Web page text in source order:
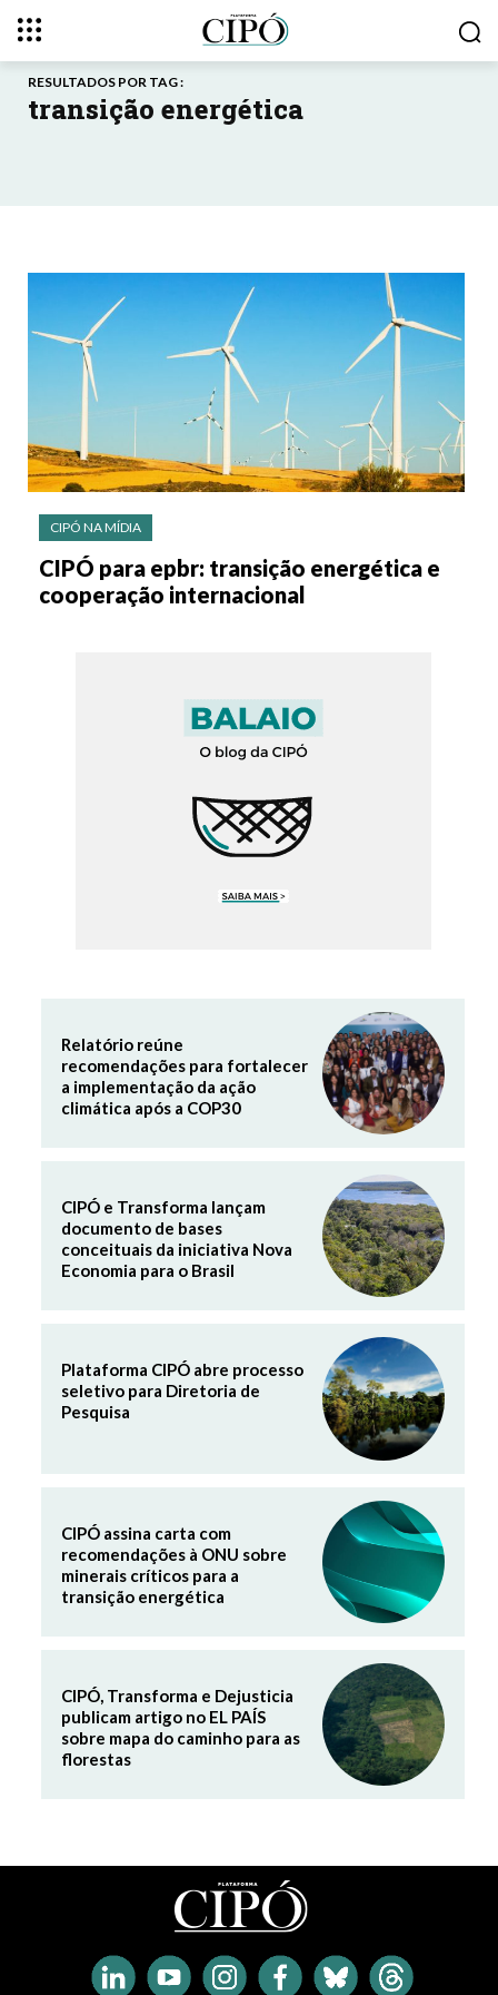
RESULTADOS POR TAG :
transição energética
CIPÓ NA MÍDIA
CIPÓ para epbr: transição energética e
cooperação internacional
Relatório reúne
recomendações para fortalecer
a implementação da ação
climática após a COP30
CIPÓ e Transforma lançam
documento de bases
conceituais da iniciativa Nova
Economia para o Brasil
Plataforma CIPÓ abre processo
seletivo para Diretoria de
Pesquisa
CIPÓ assina carta com
recomendações à ONU sobre
minerais críticos para a
transição energética
CIPÓ, Transforma e Dejusticia
publicam artigo no EL PAÍS
sobre mapa do caminho para as
florestas